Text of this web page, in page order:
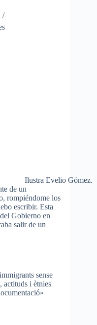
Ilustra Evelio Gómez.
de un
rompiéndome los
escribir. Esta
Gobierno en
salir de un
sense
actituds i ètnies